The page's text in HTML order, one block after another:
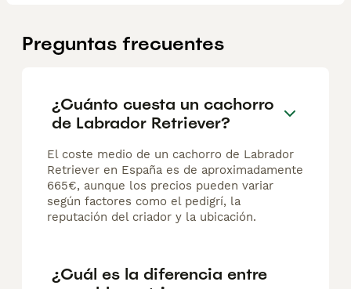
Preguntas frecuentes
¿Cuánto cuesta un cachorro
de Labrador Retriever?
El coste medio de un cachorro de Labrador
Retriever en España es de aproximadamente
665€, aunque los precios pueden variar
según factores como el pedigrí, la
reputación del criador y la ubicación.
¿Cuál es la diferencia entre